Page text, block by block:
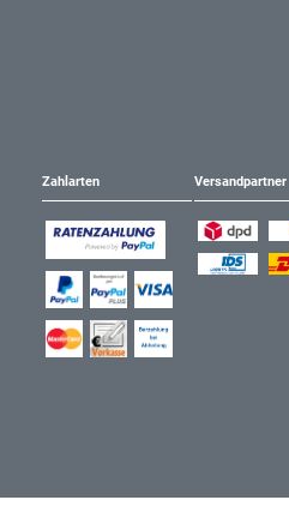
Zahlarten Versandpartner